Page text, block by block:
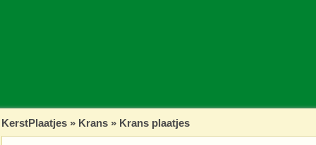
KerstPlaatjes » Krans » Krans plaatjes